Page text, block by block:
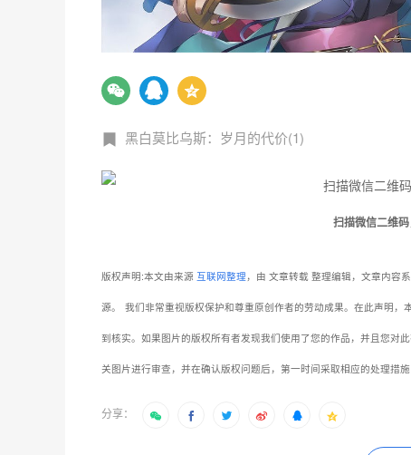
黑白莫比乌斯：岁月的代价(1)
扫描微信二维
版权声明:本文由来源 互联网整理 ，由 文章转载 整理编辑，文章内容
源。 我们非常重视版权保护和尊重原创作者的劳动成果。在此声明
到核实。如果图片的版权所有者发现我们使用了您的作品，并且您对
关图片进行审查，并在确认版权问题后，第一时间采取相应的处理措
分享：